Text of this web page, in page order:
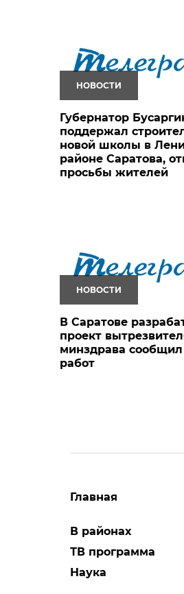
НОВОСТИ
Губернатор
поддержал
новой школы в
районе Саратова,
просьбы жителей
НОВОСТИ
В Саратове
проект
минздрава сообщил
работ
Главная
В районах
ТВ программа
Наука